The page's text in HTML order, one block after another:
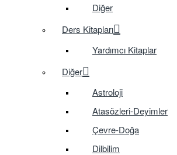
Diğer
Ders Kitapları
Yardımcı Kitaplar
Diğer
Astroloji
Atasözleri-Deyimler
Çevre-Doğa
Dilbilim